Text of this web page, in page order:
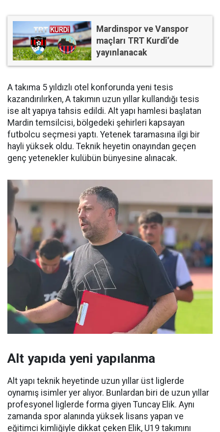
Mardinspor ve Vanspor
maçları TRT Kurdî’de
yayınlanacak
A takıma 5 yıldızlı otel konforunda yeni tesis
kazandırılırken, A takımın uzun yıllar kullandığı tesis
ise alt yapıya tahsis edildi. Alt yapı hamlesi başlatan
Mardin temsilcisi, bölgedeki şehirleri kapsayan
futbolcu seçmesi yaptı. Yetenek taramasına ilgi bir
hayli yüksek oldu. Teknik heyetin onayından geçen
genç yetenekler kulübün bünyesine alınacak.
Alt yapıda yeni yapılanma
Alt yapı teknik heyetinde uzun yıllar üst liglerde
oynamış isimler yer alıyor. Bunlardan biri de uzun yıllar
profesyonel liglerde forma giyen Tuncay Elik. Aynı
zamanda spor alanında yüksek lisans yapan ve
eğitimci kimliğiyle dikkat çeken Elik, U19 takımını